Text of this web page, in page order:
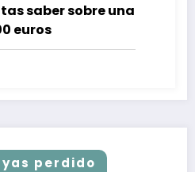
saber sobre una
euros
perdido